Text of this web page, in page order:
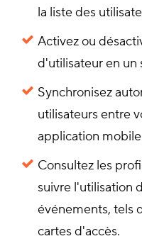
la liste des
Activez ou
d'utilisateur en un
Synchronisez
utilisateurs entre
application
Consultez les
suivre l'utilisation
événements, tels
cartes d'accès.